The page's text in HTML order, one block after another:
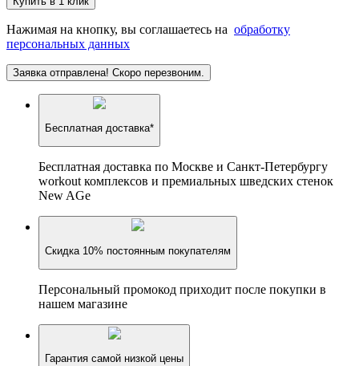
Нажимая на кнопку, вы соглашаетесь на обработку
персональных данных
Заявка отправлена! Скоро перезвоним.
Бесплатная доставка*
Бесплатная доставка по Москве и Санкт-Петербургу
workout комплексов и премиальных шведских стенок
New AGe
Скидка 10% постоянным покупателям
Персональный промокод приходит после покупки в
нашем магазине
Гарантия самой низкой цены